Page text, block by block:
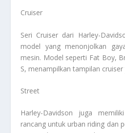
Cruiser
Seri Cruiser dari Harley-
model yang menonjolkan
mesin. Model seperti Fat Boy,
S, menampilkan tampilan
Street
Harley-Davidson juga
rancang untuk urban riding dan